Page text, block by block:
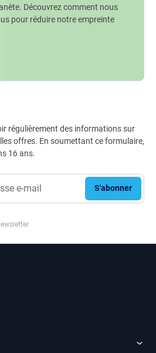
Découvrez comment nous
pour réduire notre empreinte
régulièrement des informations sur
offres. En soumettant ce formulaire,
16 ans.
S'abonner